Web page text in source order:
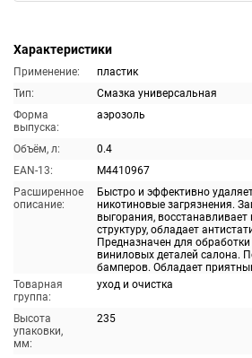
Характеристики
Применение:
пластик
Тип:
Смазка универсальная
Форма
выпуска:
аэрозоль
Объём, л:
0.4
EAN-13:
M4410967
Расширенное
описание:
Быстро и эффективно
никотиновые загрязнения.
выгорания,
структуру, обладает
Предназначен для
виниловых деталей салона.
бамперов. Обладает
Товарная
группа:
уход и очистка
Высота
упаковки,
мм:
235